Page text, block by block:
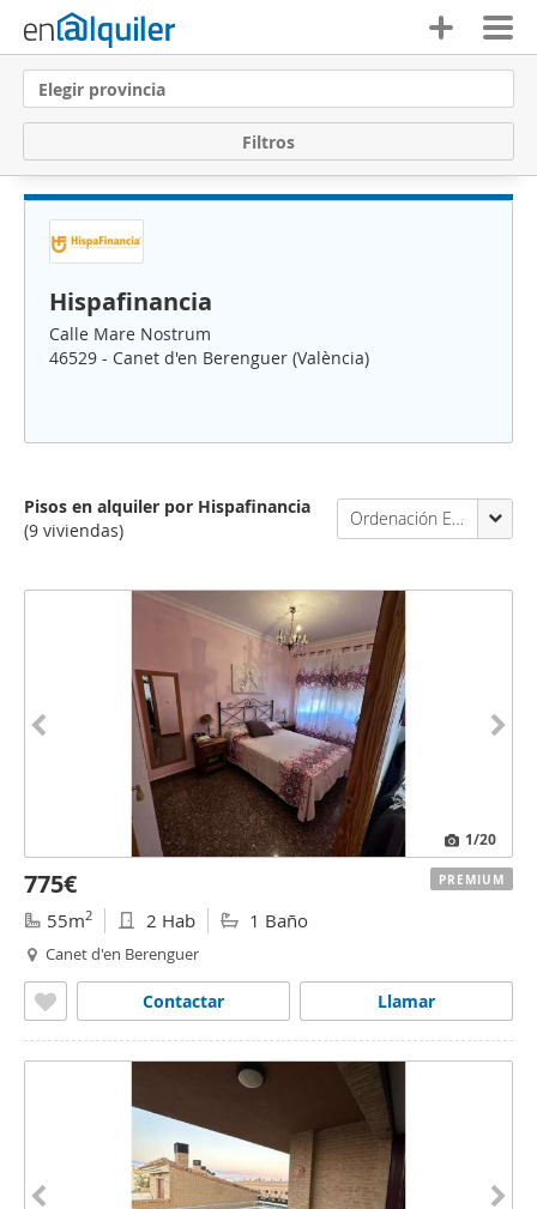
Elegir provincia
Filtros
Hispafinancia
Calle Mare Nostrum
46529 - Canet d'en Berenguer (València)
Pisos en alquiler por Hispafinancia
(9 viviendas)
Ordenación Enalquiler
1/20
775€
55m2 2 Hab 1 Baño
Canet d'en Berenguer
Llamar
Contactar
PREMIUM